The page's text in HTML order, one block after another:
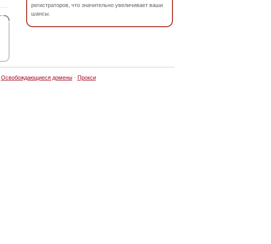
регистраторов, что значительно увеличивает ваши
шансы.
Освобождающиеся домены· Прокси